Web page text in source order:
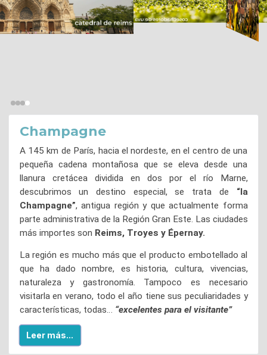
Champagne
A 145 km de París, hacia el nordeste, en el centro de una
pequeña cadena montañosa que se eleva desde una
llanura cretácea dividida en dos por el río Marne,
descubrimos un destino especial, se trata de “la
Champagne”, antigua región y que actualmente forma
parte administrativa de la Región Gran Este. Las ciudades
más importes son Reims, Troyes y Épernay.
La región es mucho más que el producto embotellado al
que ha dado nombre, es historia, cultura, vivencias,
naturaleza y gastronomía. Tampoco es necesario
visitarla en verano, todo el año tiene sus peculiaridades y
características, todas… “excelentes para el visitante”
Leer más...